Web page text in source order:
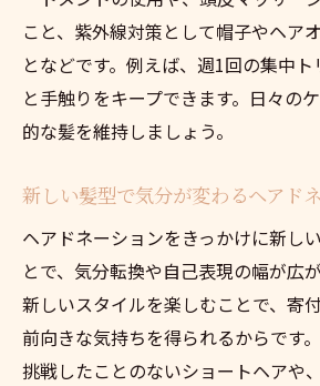
こと、紫外線対策として帽子やヘア
となどです。例えば、週1回の集中
と手触りをキープできます。日々の
的な髪を維持しましょう。
新しい髪型で気分が変わるヘアド
ヘアドネーションをきっかけに新し
とで、気分転換や自己表現の幅が広
新しいスタイルを楽しむことで、寄
前向きな気持ちを得られるからです
挑戦したことのないショートヘアや